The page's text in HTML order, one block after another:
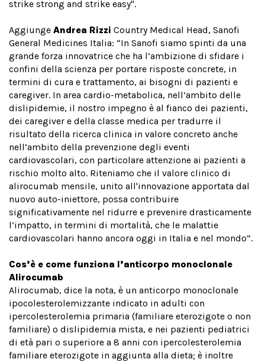
strike strong and strike easy".
Aggiunge Andrea Rizzi Country Medical Head, Sanofi
General Medicines Italia: “In Sanofi siamo spinti da una
grande forza innovatrice che ha l’ambizione di sfidare i
confini della scienza per portare risposte concrete, in
termini di cura e trattamento, ai bisogni di pazienti e
caregiver. In area cardio-metabolica, nell’ambito delle
dislipidemie, il nostro impegno è al fianco dei pazienti,
dei caregiver e della classe medica per tradurre il
risultato della ricerca clinica in valore concreto anche
nell’ambito della prevenzione degli eventi
cardiovascolari, con particolare attenzione ai pazienti a
rischio molto alto. Riteniamo che il valore clinico di
alirocumab mensile, unito all'innovazione apportata dal
nuovo auto-iniettore, possa contribuire
significativamente nel ridurre e prevenire drasticamente
l’impatto, in termini di mortalità, che le malattie
cardiovascolari hanno ancora oggi in Italia e nel mondo”.
Cos’è e come funziona l’anticorpo monoclonale
Alirocumab
Alirocumab, dice la nota, è un anticorpo monoclonale
ipocolesterolemizzante indicato in adulti con
ipercolesterolemia primaria (familiare eterozigote o non
familiare) o dislipidemia mista, e nei pazienti pediatrici
di età pari o superiore a 8 anni con ipercolesterolemia
familiare eterozigote in aggiunta alla dieta; è inoltre